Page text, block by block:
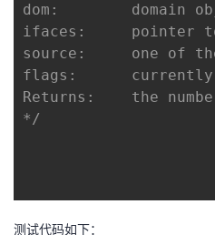
dom:		domain object
ifaces:		pointer to an array of pointers pointing to interface objects
source:		one of the virDomainInterfaceAddressesSource constants
flags:		currently unused, pass zero
Returns:	the number of interfaces on success, -1 in case of error.
*/
测试代码如下：